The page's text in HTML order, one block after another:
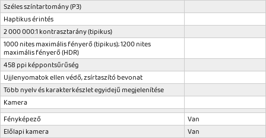
Széles szín­tartomány (P3)
Haptikus érintés
2 000 000:1 kontrasztarány (tipikus)
1000 nites maximális fényerő (tipikus); 1200 nites
maximális fényerő (HDR)
458 ppi képpontsűrűség
Ujjlenyomatok ellen védő, zsírtaszító bevonat
Több nyelv és karakterkészlet egyidejű megjelenítése
Kamera
Fényképező
Van
Előlapi kamera
Van